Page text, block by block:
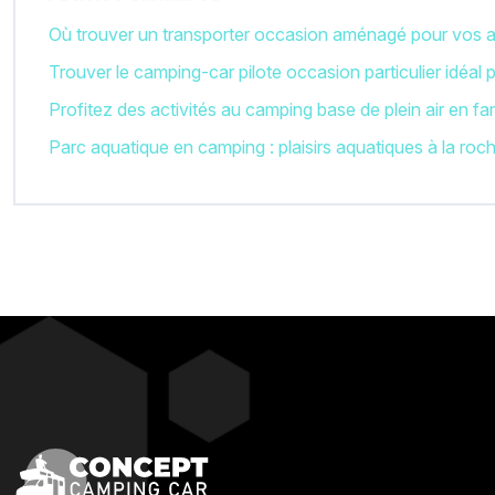
Où trouver un transporter occasion aménagé pour vos
Trouver le camping-car pilote occasion particulier idéal
Profitez des activités au camping base de plein air en
Parc aquatique en camping : plaisirs aquatiques à la